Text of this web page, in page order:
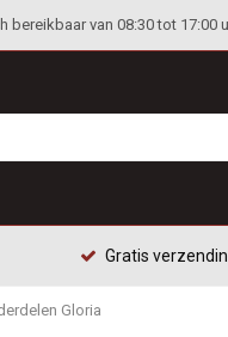
van 08:30 tot 17:00
Gratis
Gloria